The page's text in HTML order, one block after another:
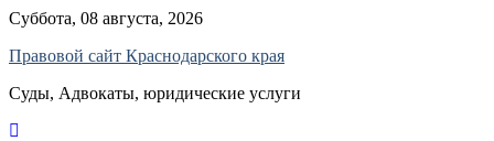
Skip
content
Суббота, 08 августа, 2026
Правовой сайт Краснодарского края
Суды, Адвокаты, юридические услуги